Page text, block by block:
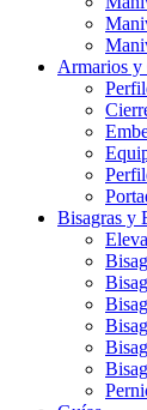
Armarios y
Bisagras y